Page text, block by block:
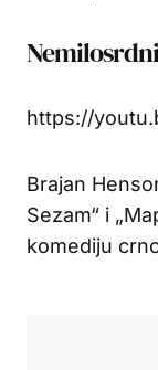
https://
Brajan
Sezam“ i
komediju